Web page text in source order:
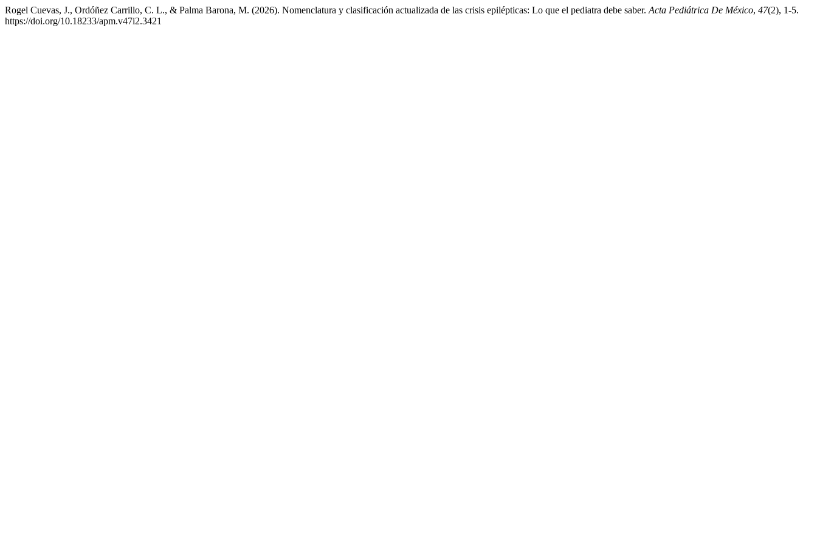
Rogel Cuevas, J., Ordóñez Carrillo, C. L., & Palma Barona, M. (2026). Nomenclatura y clasificación actualizada de las crisis epilépticas: Lo que el pediatra debe saber. Acta Pediátrica De México, 47(2), 1-5.
https://doi.org/10.18233/apm.v47i2.3421